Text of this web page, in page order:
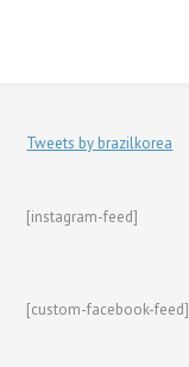
Tweets by brazilkorea
[instagram-feed]
[custom-facebook-feed]